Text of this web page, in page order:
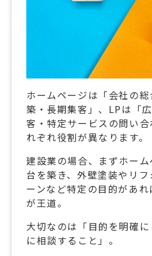
ホームページは「会社の
築・長期集客」、LPは「
客・特定サービスの問い
れぞれ役割が異なります。
建設業の場合、まずホー
台を築き、外壁塗装やリ
ーンなど特定の目的があ
が王道。
大切なのは「目的を明確
に相談すること」。